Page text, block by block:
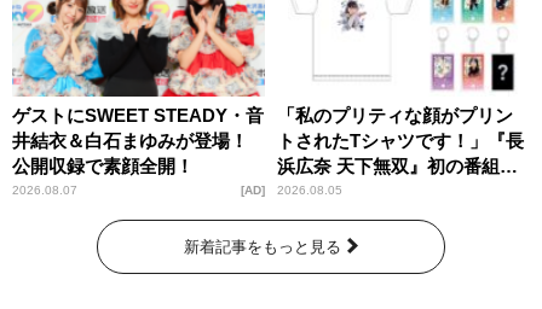
ゲストにSWEET STEADY・音
井結衣＆白石まゆみが登場！
公開収録で素顔全開！
2026.08.07 AD
「私のプリティな顔がプリン
トされたTシャツです！」『長
浜広奈 天下無双』初の番組グ
ッズ発売
2026.08.05
新着記事をもっと見る